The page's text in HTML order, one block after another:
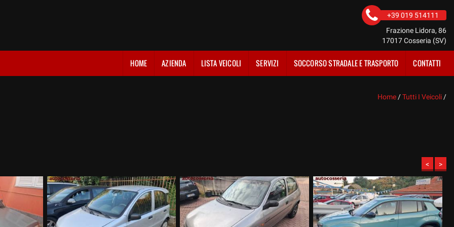
+39 019 514111
Frazione Lidora, 86
17017 Cosseria (SV)
HOME AZIENDA LISTA VEICOLI SERVIZI SOCCORSO STRADALE E TRASPORTO CONTATTI
Home /Tutti I Veicoli /
< >